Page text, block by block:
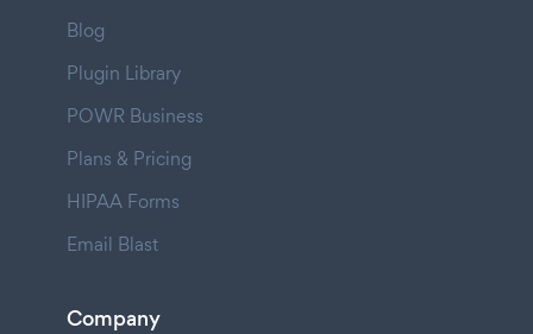
Blog
Plugin Library
POWR Business
Plans & Pricing
HIPAA Forms
Email Blast
Company